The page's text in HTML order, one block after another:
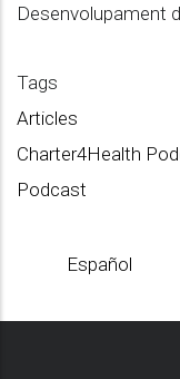
Desenvolupament
Tags
Articles
Charter4Health
Podcast
Español